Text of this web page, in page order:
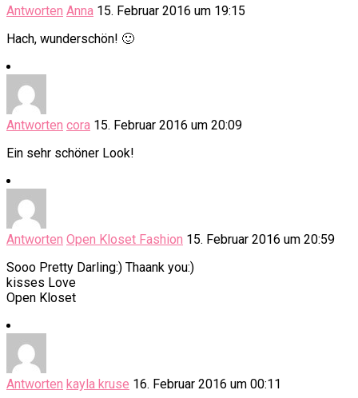
Antworten Anna 15. Februar 2016 um 19:15
Hach, wunderschön! 🙂
Antworten cora 15. Februar 2016 um 20:09
Ein sehr schöner Look!
Antworten Open Kloset Fashion 15. Februar 2016 um 20:59
Sooo Pretty Darling:) Thaank you:)
kisses Love
Open Kloset
Antworten kayla kruse 16. Februar 2016 um 00:11